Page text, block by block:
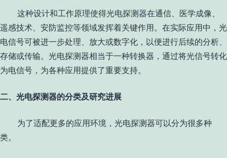
这种设计和工作原理使得光电探测器在通信、医学成像、
遥感技术、安防监控等领域发挥着关键作用。在实际应用中，光
电信号可被进一步处理、放大或数字化，以便进行后续的分析、
存储或传输。光电探测器相当于一种转换器，通过将光信号转化
为电信号，为各种应用提供了重要支持。
二、光电探测器的分类及研究进展
为了适配更多的应用环境，光电探测器可以分为很多种
类。